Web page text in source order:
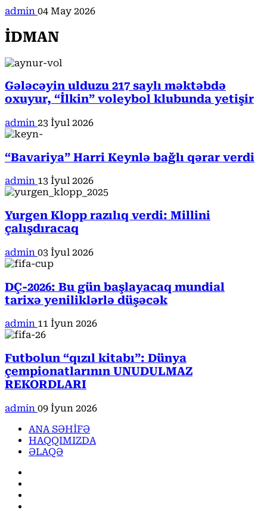
admin 04 May 2026
İDMAN
Gələcəyin ulduzu 217 saylı məktəbdə
oxuyur, “İlkin” voleybol klubunda yetişir
admin 23 İyul 2026
“Bavariya” Harri Keynlə bağlı qərar verdi
admin 13 İyul 2026
Yurgen Klopp razılıq verdi: Millini
çalışdıracaq
admin 03 İyul 2026
DÇ-2026: Bu gün başlayacaq mundial
tarixə yeniliklərlə düşəcək
admin 11 İyun 2026
Futbolun “qızıl kitabı”: Dünya
çempionatlarının UNUDULMAZ
REKORDLARI
admin 09 İyun 2026
ANA SƏHİFƏ
HAQQIMIZDA
ƏLAQƏ